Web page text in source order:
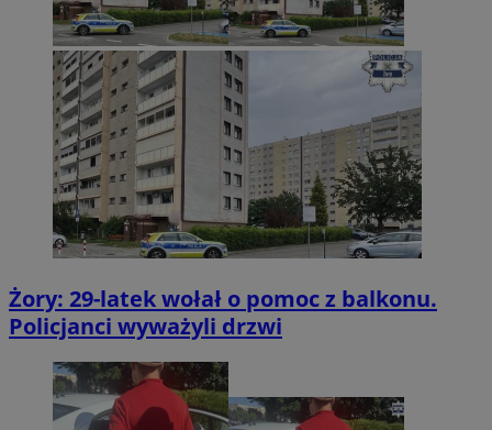
Żory: 29-latek wołał o pomoc z balkonu.
Policjanci wyważyli drzwi